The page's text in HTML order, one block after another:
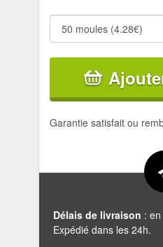
Garantie satisfait ou
Délais de livraison :
Expédié dans les 24h.